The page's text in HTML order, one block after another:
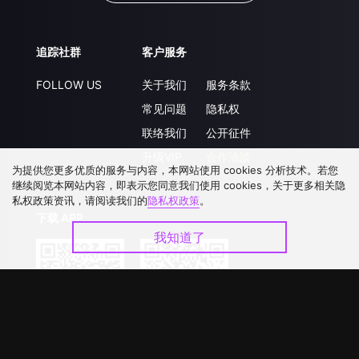
追踪社群
FOLLOW US
客户服务
关于我们
常见问题
联络我们
服务条款
隐私权
公开征件
为提供您更多优质的服务与内容，本网站使用 cookies 分析技术。若您
继续阅览本网站内容，即表示您同意我们使用 cookies，关于更多相关隐
私权政策资讯，请阅读我们的隐私权政策。
我知道了